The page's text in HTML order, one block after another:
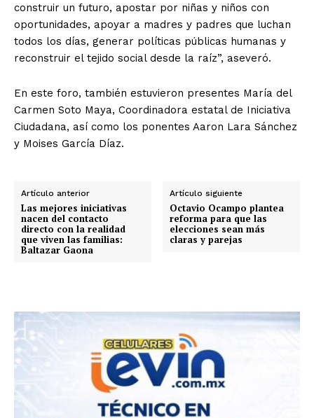
construir un futuro, apostar por niñas y niños con
oportunidades, apoyar a madres y padres que luchan
todos los días, generar políticas públicas humanas y
reconstruir el tejido social desde la raíz”, aseveró.
En este foro, también estuvieron presentes María del
Carmen Soto Maya, Coordinadora estatal de Iniciativa
Ciudadana, así como los ponentes Aaron Lara Sánchez
y Moises García Díaz.
Artículo anterior
Las mejores iniciativas
nacen del contacto
directo con la realidad
que viven las familias:
Baltazar Gaona
Artículo siguiente
Octavio Ocampo plantea
reforma para que las
elecciones sean más
claras y parejas